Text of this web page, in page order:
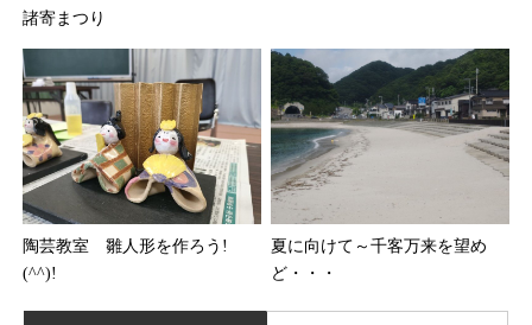
諸寄まつり
陶芸教室 雛人形を作ろう!
(^^)!
夏に向けて～千客万来を望め
ど・・・